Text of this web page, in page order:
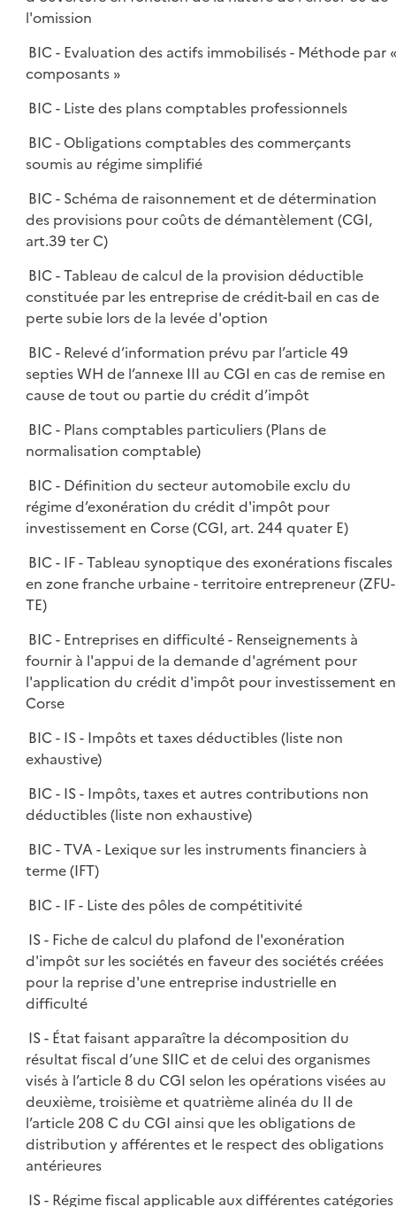
l'omission
BIC - Evaluation des actifs immobilisés - Méthode par
composants »
BIC - Liste des plans comptables professionnels
BIC - Obligations comptables des commerçants
soumis au régime simplifié
BIC - Schéma de raisonnement et de détermination
des provisions pour coûts de démantèlement (CGI,
art.39 ter C)
BIC - Tableau de calcul de la provision déductible
constituée par les entreprise de crédit-bail en cas de
perte subie lors de la levée d'option
BIC - Relevé d’information prévu par l’article 49
septies WH de l’annexe III au CGI en cas de remise en
cause de tout ou partie du crédit d’impôt
BIC - Plans comptables particuliers (Plans de
normalisation comptable)
BIC - Définition du secteur automobile exclu du
régime d’exonération du crédit d'impôt pour
investissement en Corse (CGI, art. 244 quater E)
BIC - IF - Tableau synoptique des exonérations fiscales
en zone franche urbaine - territoire entrepreneur (ZFU-
TE)
BIC - Entreprises en difficulté - Renseignements à
fournir à l'appui de la demande d'agrément pour
l'application du crédit d'impôt pour investissement en
Corse
BIC - IS - Impôts et taxes déductibles (liste non
exhaustive)
BIC - IS - Impôts, taxes et autres contributions non
déductibles (liste non exhaustive)
BIC - TVA - Lexique sur les instruments financiers à
terme (IFT)
BIC - IF - Liste des pôles de compétitivité
IS - Fiche de calcul du plafond de l'exonération
d'impôt sur les sociétés en faveur des sociétés créées
pour la reprise d'une entreprise industrielle en
difficulté
IS - État faisant apparaître la décomposition du
résultat fiscal d’une SIIC et de celui des organismes
visés à l’article 8 du CGI selon les opérations visées au
deuxième, troisième et quatrième alinéa du II de
l’article 208 C du CGI ainsi que les obligations de
distribution y afférentes et le respect des obligations
antérieures
IS - Régime fiscal applicable aux différentes catégories